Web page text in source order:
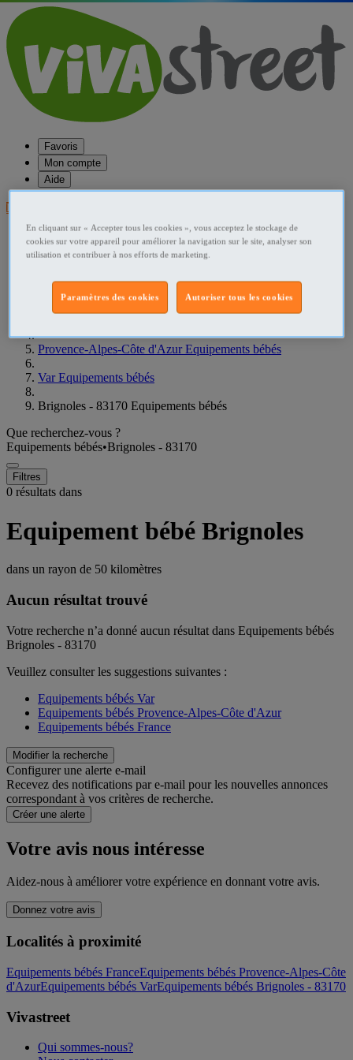
Favoris
Mon compte
Aide
Publier une annonce
Favoris
Publier une annonce
Accueil
Provence-Alpes-Côte d'Azur Equipements bébés
Var Equipements bébés
Brignoles - 83170 Equipements bébés
Que recherchez-vous ?
Equipements bébés•Brignoles - 83170
Filtres
0 résultats dans
Equipement bébé Brignoles
dans un rayon de 50 kilomètres
Aucun résultat trouvé
Votre recherche n’a donné aucun résultat dans Equipements bébés
Brignoles - 83170
Veuillez consulter les suggestions suivantes :
Equipements bébés Var
Equipements bébés Provence-Alpes-Côte d'Azur
Equipements bébés France
Modifier la recherche
Configurer une alerte e-mail
Recevez des notifications par e-mail pour les nouvelles annonces
correspondant à vos critères de recherche.
Créer une alerte
Votre avis nous intéresse
Aidez-nous à améliorer votre expérience en donnant votre avis.
Donnez votre avis
Localités à proximité
Equipements bébés FranceEquipements bébés Provence-Alpes-Côte
d'AzurEquipements bébés VarEquipements bébés Brignoles - 83170
Vivastreet
Qui sommes-nous?
En cliquant sur « Accepter tous les cookies », vous acceptez le stockage de
cookies sur votre appareil pour améliorer la navigation sur le site, analyser son
utilisation et contribuer à nos efforts de marketing.
Autoriser tous les cookies
Paramètres des cookies